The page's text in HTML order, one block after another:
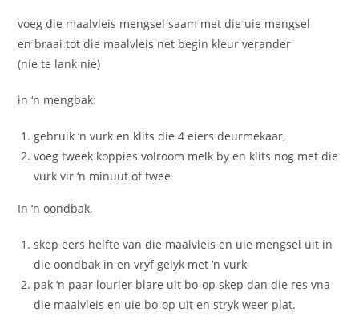
voeg die maalvleis mengsel saam met die uie mengsel
en braai tot die maalvleis net begin kleur verander
(nie te lank nie)
in ‘n mengbak:
gebruik ‘n vurk en klits die 4 eiers deurmekaar,
voeg tweek koppies volroom melk by en klits nog met die
vurk vir ‘n minuut of twee
In ‘n oondbak,
skep eers helfte van die maalvleis en uie mengsel uit in
die oondbak in en vryf gelyk met ‘n vurk
pak ‘n paar lourier blare uit bo-op skep dan die res vna
die maalvleis en uie bo-op uit en stryk weer plat.